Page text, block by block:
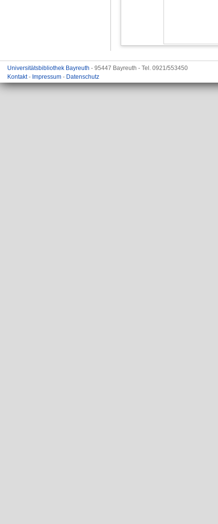
Universitätsbibliothek Bayreuth - 95447 Bayreuth - Tel. 0921/553450
Kontakt- Impressum - Datenschutz